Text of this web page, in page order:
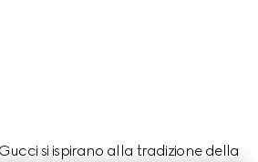
si ispirano alla tradizione della